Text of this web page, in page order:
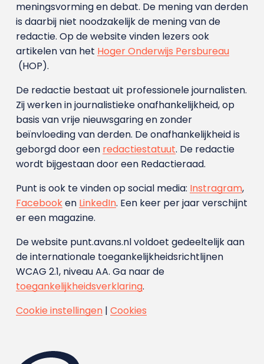
meningsvorming en debat. De mening van derden
is daarbij niet noodzakelijk de mening van de
redactie. Op de website vinden lezers ook
artikelen van het Hoger Onderwijs Persbureau
(HOP).
De redactie bestaat uit professionele journalisten.
Zij werken in journalistieke onafhankelijkheid, op
basis van vrije nieuwsgaring en zonder
beïnvloeding van derden. De onafhankelijkheid is
geborgd door een redactiestatuut. De redactie
wordt bijgestaan door een Redactieraad.
Punt is ook te vinden op social media: Instragram,
Facebooken LinkedIn. Een keer per jaar verschijnt
er een magazine.
De website punt.avans.nl voldoet gedeeltelijk aan
de internationale toegankelijkheidsrichtlijnen
WCAG 2.1, niveau AA. Ga naar de
toegankelijkheidsverklaring.
Cookie instellingen| Cookies